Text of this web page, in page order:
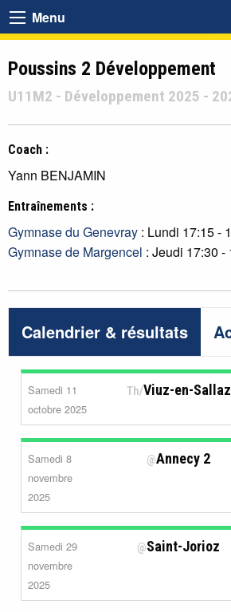
Menu
Poussins 2 Développement
U11M2 - Développement 2025 -
Coach :
Yann BENJAMIN
Entraînements :
Gymnase du Genevray : Lundi 17:15 -
Gymnase de Margencel : Jeudi 17:30 -
Calendrier & résultats
Samedi 11
octobre 2025
Th/Viuz-en-Sallaz
Samedi 8
novembre
2025
@Annecy 2
Samedi 29
novembre
2025
@Saint-Jorioz